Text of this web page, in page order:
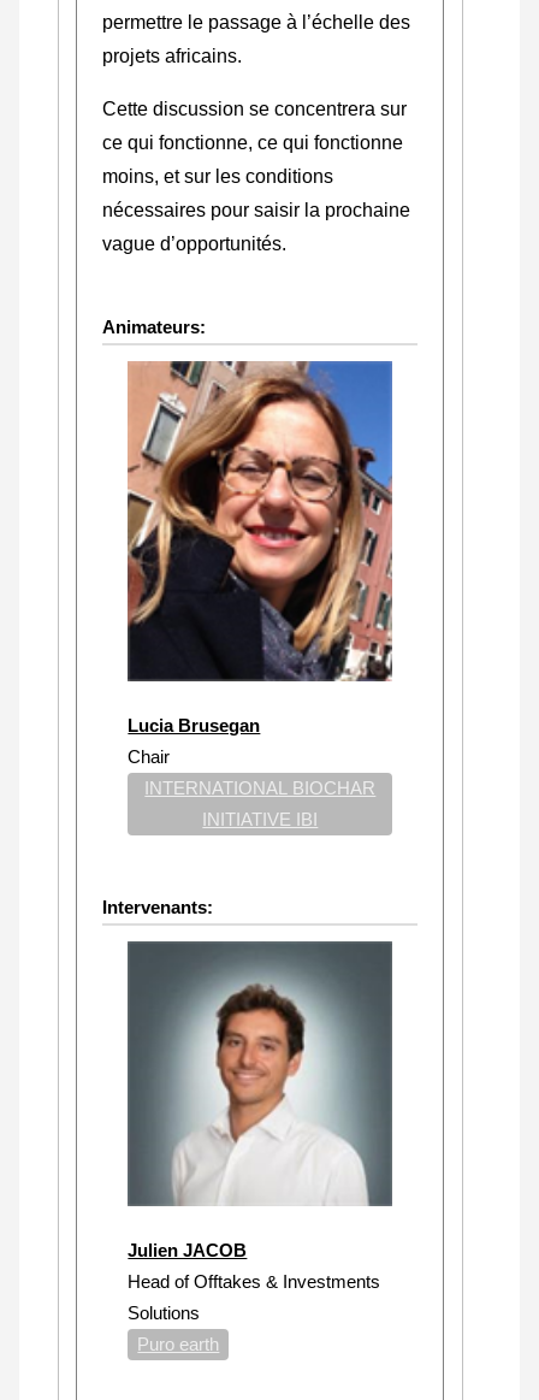
permettre le passage à l’échelle des
projets africains.
Cette discussion se concentrera sur
ce qui fonctionne, ce qui fonctionne
moins, et sur les conditions
nécessaires pour saisir la prochaine
vague d’opportunités.
Animateurs:
Lucia Brusegan
Chair
INTERNATIONAL BIOCHAR
INITIATIVE IBI
Intervenants:
Julien JACOB
Head of Offtakes & Investments
Solutions
Puro earth